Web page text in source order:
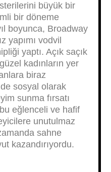
büyük bir
bir döneme
boyunca, Broadway
yapımı vodvil
yaptı. Açık saçık
kadınların yer
biraz
sosyal olarak
sunma fırsatı
eğlenceli ve hafif
unutulmaz
sahne
kazandırıyordu.